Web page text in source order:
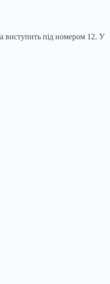
виступить під номером 12. У